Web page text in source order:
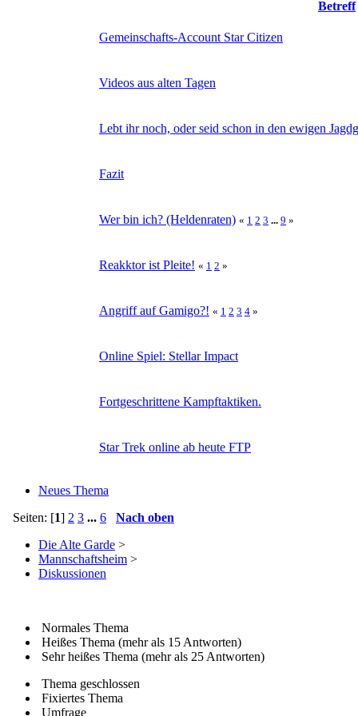
Betreff
Gemeinschafts-Account Star Citizen
Videos aus alten Tagen
Lebt ihr noch, oder seid schon in den ewigen
Fazit
Wer bin ich? (Heldenraten) « 1 2 3 ... 9 »
Reakktor ist Pleite! « 1 2 »
Angriff auf Gamigo?! « 1 2 3 4 »
Online Spiel: Stellar Impact
Fortgeschrittene Kampftaktiken.
Star Trek online ab heute FTP
Neues Thema
Seiten: [1] 2 3 ... 6
Nach oben
Die Alte Garde >
Mannschaftsheim >
Diskussionen
Normales Thema
Heißes Thema (mehr als 15 Antworten)
Sehr heißes Thema (mehr als 25 Antworten)
Thema geschlossen
Fixiertes Thema
Umfrage